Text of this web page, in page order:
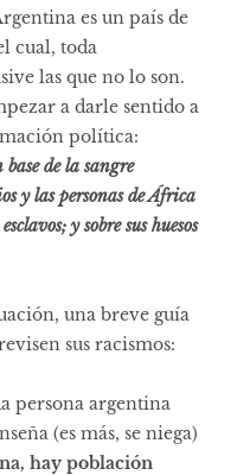
es un país de
cual, toda
las que no lo son.
a darle sentido a
política:
de la sangre
y las personas de África
y sobre sus huesos
una breve guía
sus racismos:
persona argentina
(es más, se niega)
hay población